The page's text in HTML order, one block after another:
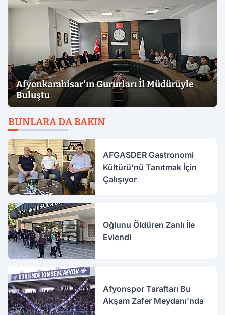
Afyonkarahisar'ın Gururları İl Müdürüyle
Buluştu
BUNLARA DA BAKIN
AFGASDER Gastronomi
Kültürü'nü Tanıtmak İçin
Çalışıyor
Oğlunu Öldüren Zanlı İle
Evlendi
Afyonspor Taraftarı Bu
Akşam Zafer Meydanı’nda